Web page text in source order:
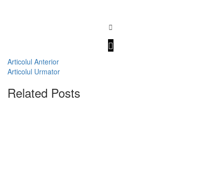
Articolul Anterior
Articolul Urmator
Related Posts